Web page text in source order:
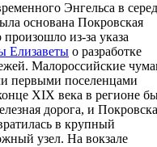
Энгельса в
основана Покровская
из-за указа
Елизаветы о разработке
Малороссийские
первыми поселенцами
XIX века в регионе
дорога, и
в крупный
узел. На вокзале